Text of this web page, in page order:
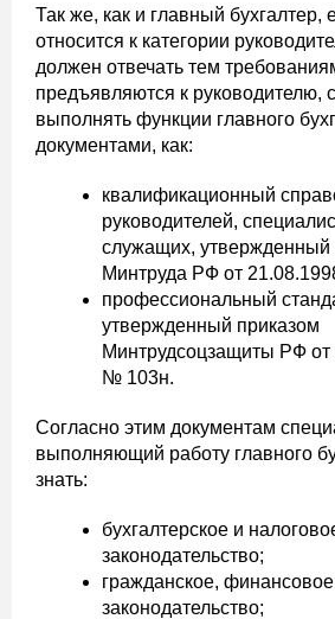
Так же, как и главный бухгалтер,
относится к категории
должен отвечать тем
предъявляются к руководителю,
выполнять функции главного
документами, как:
квалификационный
руководителей,
служащих, утвержденный
Минтруда РФ от
профессиональный
утвержденный приказом
Минтрудсоцзащиты РФ от
№ 103н.
Согласно этим документам
выполняющий работу главного
знать:
бухгалтерское и
законодательство;
гражданское,
законодательство;